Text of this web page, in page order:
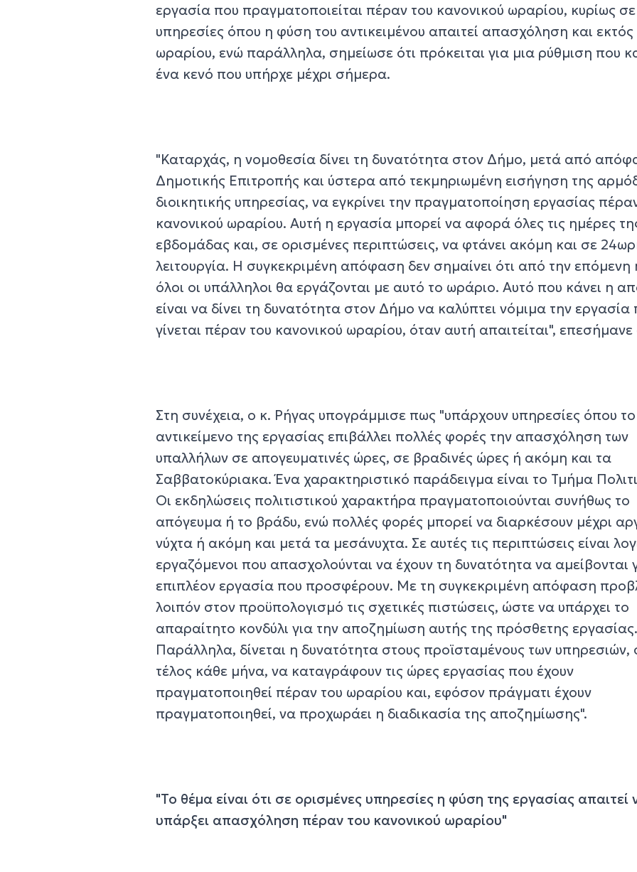
εργασία που πραγματοποιείται πέραν του κανονικού ωραρίου, κυρίως σε
υπηρεσίες όπου η φύση του αντικειμένου απαιτεί απασχόληση και εκτός
ωραρίου, ενώ παράλληλα, σημείωσε ότι πρόκειται για μια ρύθμιση που
ένα κενό που υπήρχε μέχρι σήμερα.
"Καταρχάς, η νομοθεσία δίνει τη δυνατότητα στον Δήμο, μετά από
Δημοτικής Επιτροπής και ύστερα από τεκμηριωμένη εισήγηση της
διοικητικής υπηρεσίας, να εγκρίνει την πραγματοποίηση εργασίας
κανονικού ωραρίου. Αυτή η εργασία μπορεί να αφορά όλες τις ημέρες
εβδομάδας και, σε ορισμένες περιπτώσεις, να φτάνει ακόμη και σε
λειτουργία. Η συγκεκριμένη απόφαση δεν σημαίνει ότι από την
όλοι οι υπάλληλοι θα εργάζονται με αυτό το ωράριο. Αυτό που κάνει η
είναι να δίνει τη δυνατότητα στον Δήμο να καλύπτει νόμιμα την εργασία
γίνεται πέραν του κανονικού ωραρίου, όταν αυτή απαιτείται", επεσήμανε
Στη συνέχεια, ο κ. Ρήγας υπογράμμισε πως "υπάρχουν υπηρεσίες όπου το
αντικείμενο της εργασίας επιβάλλει πολλές φορές την απασχόληση των
υπαλλήλων σε απογευματινές ώρες, σε βραδινές ώρες ή ακόμη και τα
Σαββατοκύριακα. Ένα χαρακτηριστικό παράδειγμα είναι το Τμήμα
Οι εκδηλώσεις πολιτιστικού χαρακτήρα πραγματοποιούνται συνήθως το
απόγευμα ή το βράδυ, ενώ πολλές φορές μπορεί να διαρκέσουν μέχρι
νύχτα ή ακόμη και μετά τα μεσάνυχτα. Σε αυτές τις περιπτώσεις είναι
εργαζόμενοι που απασχολούνται να έχουν τη δυνατότητα να αμείβονται
επιπλέον εργασία που προσφέρουν. Με τη συγκεκριμένη απόφαση
λοιπόν στον προϋπολογισμό τις σχετικές πιστώσεις, ώστε να υπάρχει το
απαραίτητο κονδύλι για την αποζημίωση αυτής της πρόσθετης εργασίας.
Παράλληλα, δίνεται η δυνατότητα στους προϊσταμένους των υπηρεσιών,
τέλος κάθε μήνα, να καταγράφουν τις ώρες εργασίας που έχουν
πραγματοποιηθεί πέραν του ωραρίου και, εφόσον πράγματι έχουν
πραγματοποιηθεί, να προχωράει η διαδικασία της αποζημίωσης".
"Το θέμα είναι ότι σε ορισμένες υπηρεσίες η φύση της εργασίας απαιτεί
υπάρξει απασχόληση πέραν του κανονικού ωραρίου"